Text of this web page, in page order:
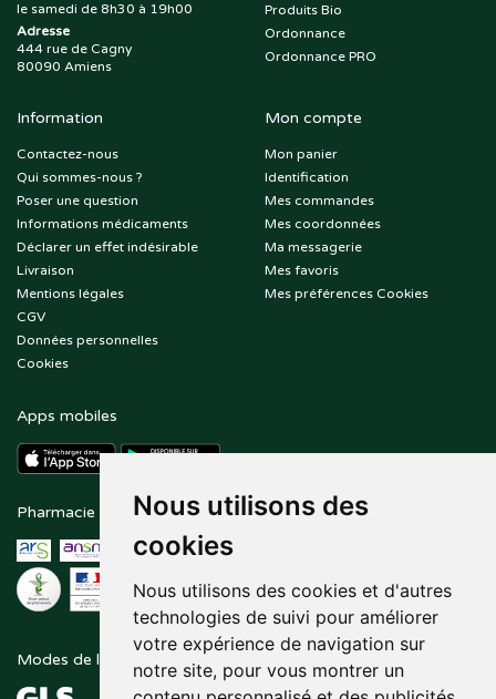
Nous utilisons des
cookies
Nous utilisons des cookies et d'autres
technologies de suivi pour améliorer
votre expérience de navigation sur
notre site, pour vous montrer un
le samedi de 8h30 à 19h00
Adresse
444 rue de Cagny
80090 Amiens
Produits Bio
Ordonnance
Ordonnance PRO
Information
Contactez-nous
Qui sommes-nous ?
Poser une question
Informations médicaments
Déclarer un effet indésirable
Livraison
Mentions légales
CGV
Données personnelles
Cookies
Mon compte
Mon panier
Identification
Mes commandes
Mes coordonnées
Ma messagerie
Mes favoris
Mes préférences Cookies
Apps mobiles
Pharmacie en ligne agréée Paiement sécurisé
Modes de livraison Suivez-nous sur